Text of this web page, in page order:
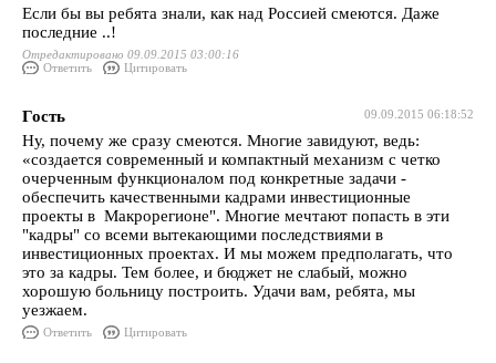
Если бы вы ребята знали, как над Россией смеются. Даже
последние ..!
Отредактировано 09.09.2015 03:00:16
Ответить
Цитировать
09.09.2015 06:18:52
Гость
Ну, почему же сразу смеются. Многие завидуют, ведь:
«создается современный и компактный механизм с четко
очерченным функционалом под конкретные задачи -
обеспечить качественными кадрами инвестиционные
проекты в Макрорегионе". Многие мечтают попасть в эти
"кадры" со всеми вытекающими последствиями в
инвестиционных проектах. И мы можем предполагать, что
это за кадры. Тем более, и бюджет не слабый, можно
хорошую больницу построить. Удачи вам, ребята, мы
уезжаем.
Ответить Цитировать